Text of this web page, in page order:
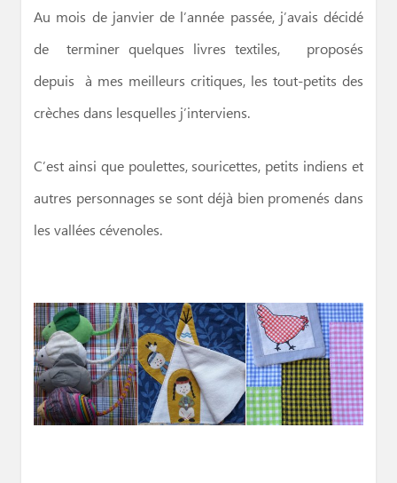
Au mois de janvier de l’année passée, j’avais décidé
de terminer quelques livres textiles, proposés
depuis à mes meilleurs critiques, les tout-petits des
crèches dans lesquelles j’interviens.
C’est ainsi que poulettes, souricettes, petits indiens et
autres personnages se sont déjà bien promenés dans
les vallées cévenoles.